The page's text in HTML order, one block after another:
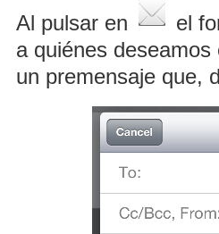
Al pulsar en
el
a quiénes
un premensaje que,